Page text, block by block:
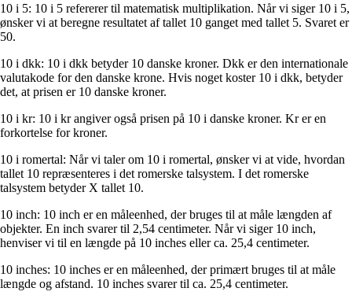
10 i 5: 10 i 5 refererer til matematisk multiplikation. Når vi siger 10 i 5,
ønsker vi at beregne resultatet af tallet 10 ganget med tallet 5. Svaret er
50.
10 i dkk: 10 i dkk betyder 10 danske kroner. Dkk er den internationale
valutakode for den danske krone. Hvis noget koster 10 i dkk, betyder
det, at prisen er 10 danske kroner.
10 i kr: 10 i kr angiver også prisen på 10 i danske kroner. Kr er en
forkortelse for kroner.
10 i romertal: Når vi taler om 10 i romertal, ønsker vi at vide, hvordan
tallet 10 repræsenteres i det romerske talsystem. I det romerske
talsystem betyder X tallet 10.
10 inch: 10 inch er en måleenhed, der bruges til at måle længden af
objekter. En inch svarer til 2,54 centimeter. Når vi siger 10 inch,
henviser vi til en længde på 10 inches eller ca. 25,4 centimeter.
10 inches: 10 inches er en måleenhed, der primært bruges til at måle
længde og afstand. 10 inches svarer til ca. 25,4 centimeter.